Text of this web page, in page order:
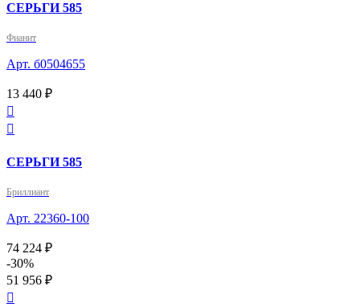
СЕРЬГИ 585
Фианит
Арт. б0504655
13 440 ₽


СЕРЬГИ 585
Бриллиант
Арт. 22360-100
74 224 ₽
-30%
51 956 ₽
